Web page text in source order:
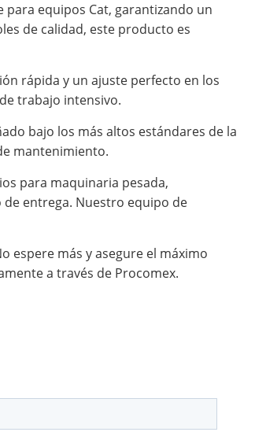
equipos Cat, garantizando un
de calidad, este producto es
rápida y un ajuste perfecto en los
trabajo intensivo.
bajo los más altos estándares de la
mantenimiento.
para maquinaria pesada,
entrega. Nuestro equipo de
espere más y asegure el máximo
a través de Procomex.